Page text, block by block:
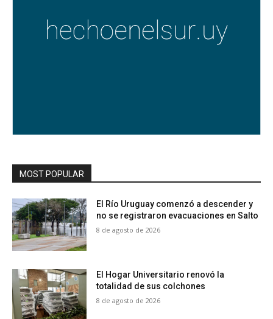
MOST POPULAR
El Río Uruguay comenzó a descender y
no se registraron evacuaciones en Salto
8 de agosto de 2026
El Hogar Universitario renovó la
totalidad de sus colchones
8 de agosto de 2026